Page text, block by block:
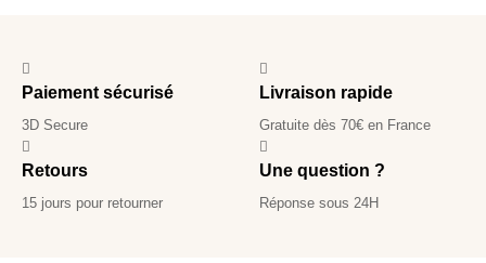
Paiement sécurisé
3D Secure
Livraison rapide
Gratuite dès 70€ en France
Retours
15 jours pour retourner
Une question ?
Réponse sous 24H